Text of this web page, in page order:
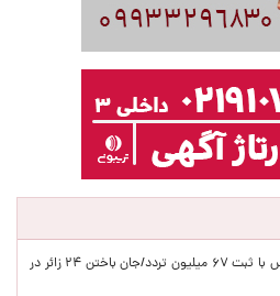
پایان طرح ترافیکی اربعین پلیس با ثبت ۶۷ میلیون تردد/جان باختن ۲۴ زائر در